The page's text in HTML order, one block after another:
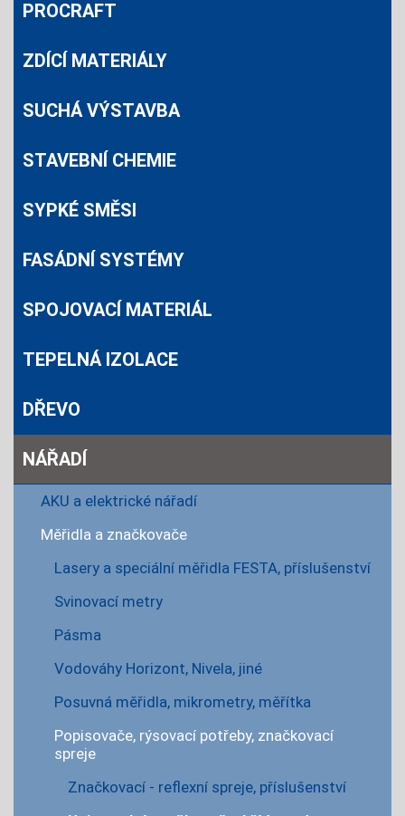
PROCRAFT
ZDÍCÍ MATERIÁLY
SUCHÁ VÝSTAVBA
STAVEBNÍ CHEMIE
SYPKÉ SMĚSI
FASÁDNÍ SYSTÉMY
SPOJOVACÍ MATERIÁL
TEPELNÁ IZOLACE
DŘEVO
NÁŘADÍ
AKU a elektrické nářadí
Měřidla a značkovače
Lasery a speciální měřidla FESTA, příslušenství
Svinovací metry
Pásma
Vodováhy Horizont, Nivela, jiné
Posuvná měřidla, mikrometry, měřítka
Popisovače, rýsovací potřeby, značkovací
spreje
Značkovací - reflexní spreje, příslušenství